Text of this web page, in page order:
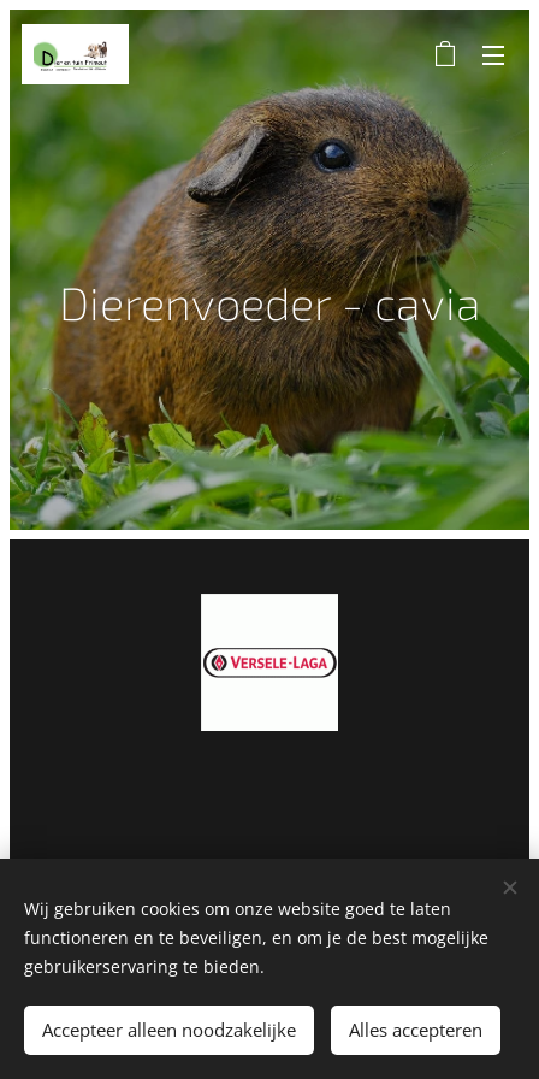
Dierenvoeder - cavia
frimout.voeders@skynet.be
Wervikstraat 166, 8902 Zillebeke
Cookies
Wij gebruiken cookies om onze website goed te laten
functioneren en te beveiligen, en om je de best mogelijke
gebruikerservaring te bieden.
Accepteer alleen noodzakelijke Alles accepteren